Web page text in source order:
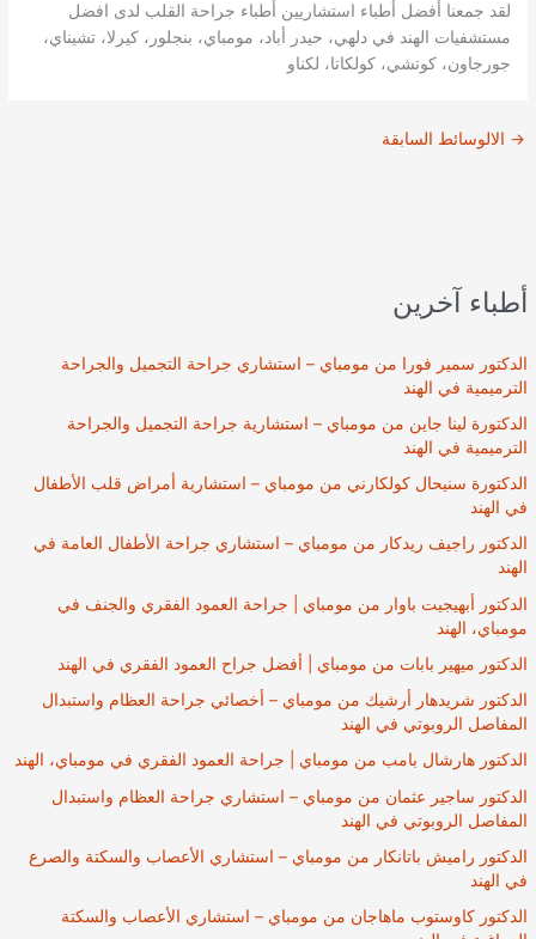
أطباء آخرين
الدكتور سمير فورا من مومباي – استشاري جراحة التجميل والجراحة
الترميمية في الهند
الدكتورة لينا جاين من مومباي – استشارية جراحة التجميل والجراحة
الترميمية في الهند
الدكتورة سنيحال كولكارني من مومباي – استشارية أمراض قلب الأطفال
في الهند
الدكتور راجيف ريدكار من مومباي – استشاري جراحة الأطفال العامة في
الهند
الدكتور أبهيجيت باوار من مومباي | جراحة العمود الفقري والجنف في
مومباي، الهند
الدكتور ميهير بابات من مومباي | أفضل جراح العمود الفقري في الهند
الدكتور شريدهار أرشيك من مومباي – أخصائي جراحة العظام واستبدال
المفاصل الروبوتي في الهند
الدكتور هارشال بامب من مومباي | جراحة العمود الفقري في مومباي، الهند
الدكتور ساجير عثمان من مومباي – استشاري جراحة العظام واستبدال
المفاصل الروبوتي في الهند
الدكتور راميش باتانكار من مومباي – استشاري الأعصاب والسكتة والصرع
في الهند
الدكتور كاوستوب ماهاجان من مومباي – استشاري الأعصاب والسكتة
لقد جمعنا أفضل أطباء استشاريين أطباء جراحة القلب لدى افضل
مستشفيات الهند في دلهي، حيدر أباد، مومباي، بنجلور، كيرلا، تشيناي،
جورجاون، كوتشي، كولكاتا، لكناو
→ الالوسائط السابقة